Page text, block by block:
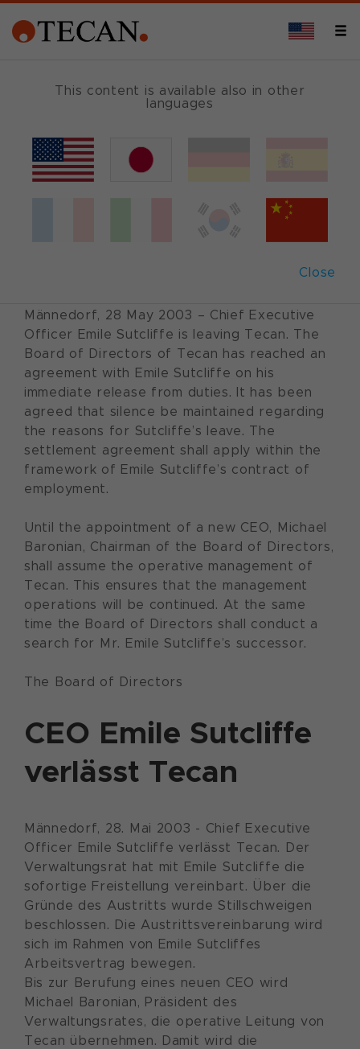
This content is available also in other
languages
Close
May 28, 2003 Corporate News
CEO Emile Sutcliffe
Männedorf, 28 May 2003 – Chief Executive
Officer Emile Sutcliffe is leaving Tecan. The
Board of Directors of Tecan has reached an
agreement with Emile Sutcliffe on his
immediate release from duties. It has been
agreed that silence be maintained regarding
the reasons for Sutcliffe’s leave. The
settlement agreement shall apply within the
framework of Emile Sutcliffe’s contract of
employment.
Until the appointment of a new CEO, Michael
Baronian, Chairman of the Board of Directors,
shall assume the operative management of
Tecan. This ensures that the management
operations will be continued. At the same
time the Board of Directors shall conduct a
search for Mr. Emile Sutcliffe’s successor.
The Board of Directors
CEO Emile Sutcliffe
verlässt Tecan
Männedorf, 28. Mai 2003 - Chief Executive
Officer Emile Sutcliffe verlässt Tecan. Der
Verwaltungsrat hat mit Emile Sutcliffe die
sofortige Freistellung vereinbart. Über die
Gründe des Austritts wurde Stillschweigen
beschlossen. Die Austrittsvereinbarung wird
sich im Rahmen von Emile Sutcliffes
Arbeitsvertrag bewegen.
Bis zur Berufung eines neuen CEO wird
Michael Baronian, Präsident des
Verwaltungsrates, die operative Leitung von
Tecan übernehmen. Damit wird die